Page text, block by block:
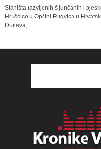
Staništa razvijenih šljunčanih i
Hrušćice u Općini Rugvica u
Dunava,...